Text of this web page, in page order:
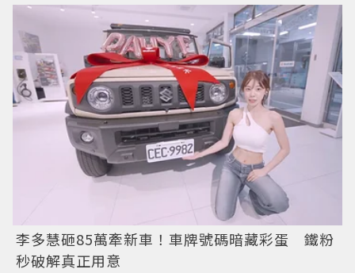
李多慧砸85萬牽新車！車牌號碼暗藏彩蛋 鐵粉
秒破解真正用意